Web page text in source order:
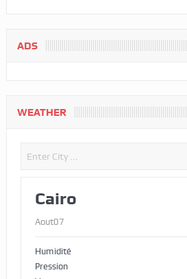
ADS
WEATHER
Cairo
Aout07
Humidité
Pression